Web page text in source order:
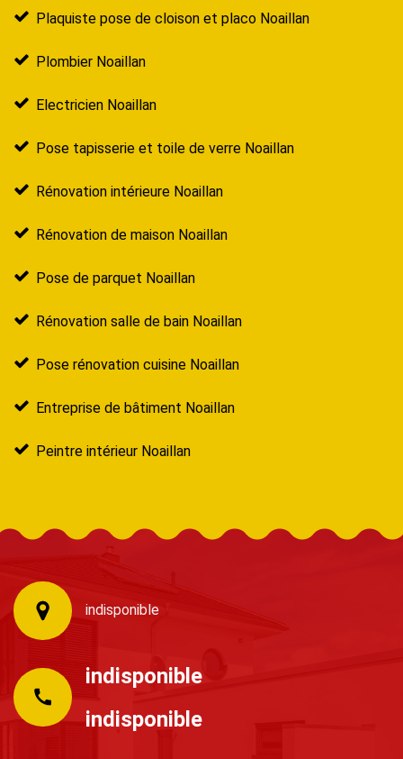
Plaquiste pose de cloison et placo Noaillan
Plombier Noaillan
Electricien Noaillan
Pose tapisserie et toile de verre Noaillan
Rénovation intérieure Noaillan
Rénovation de maison Noaillan
Pose de parquet Noaillan
Rénovation salle de bain Noaillan
Pose rénovation cuisine Noaillan
Entreprise de bâtiment Noaillan
Peintre intérieur Noaillan
indisponible
indisponible
indisponible